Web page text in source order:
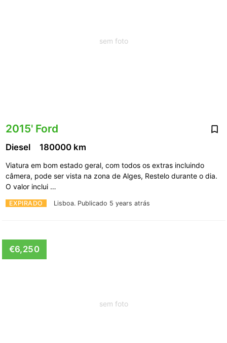
sem foto
2015' Ford
EXPIRADO Lisboa. Publicado 5 years atrás
Diesel 180000 km
Viatura em bom estado geral, com todos os extras incluindo
câmera, pode ser vista na zona de Alges, Restelo durante o dia.
O valor inclui …
sem foto
€6,250